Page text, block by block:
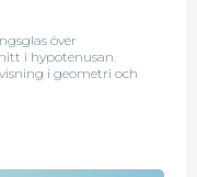
över
i hypotenusan.
i geometri och